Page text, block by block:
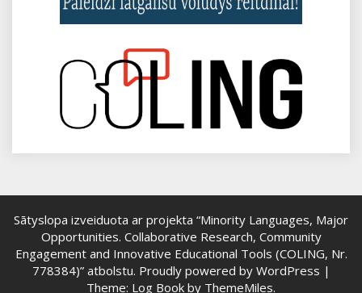
Sātyslopa izveiduota ar projekta “Minority Languages, Major
Opportunities. Collaborative Research, Community
Engagement and Innovative Educational Tools (COLING, Nr.
778384)” atbolstu. Proudly powered by WordPress |
Theme: Log Book by ThemeMiles.